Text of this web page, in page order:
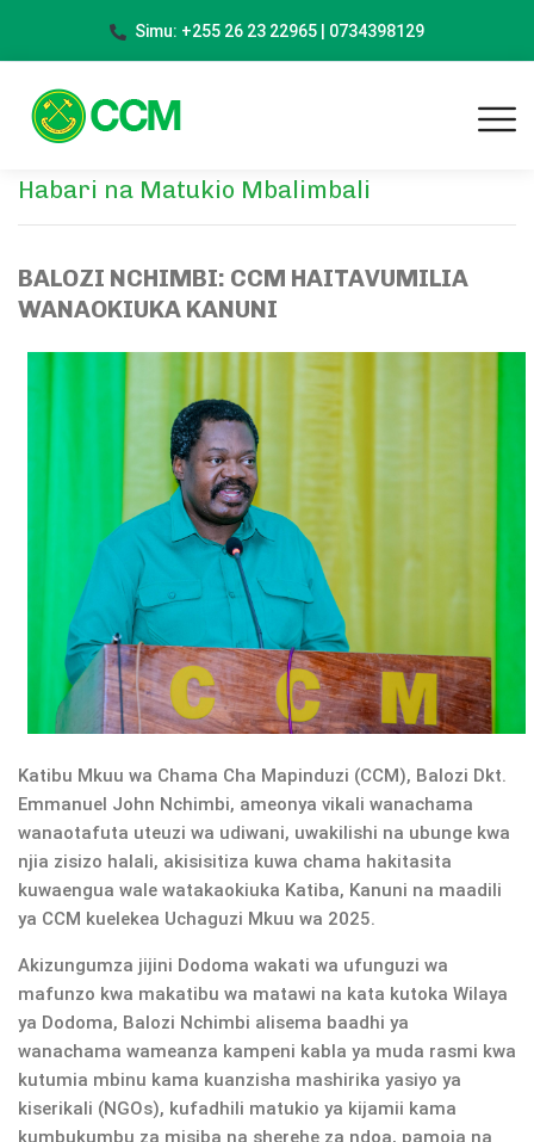
Simu: +255 26 23 22965 | 0734398129
Habari na Matukio Mbalimbali
BALOZI NCHIMBI: CCM HAITAVUMILIA
WANAOKIUKA KANUNI
Katibu Mkuu wa Chama Cha Mapinduzi (CCM), Balozi Dkt.
Emmanuel John Nchimbi, ameonya vikali wanachama
wanaotafuta uteuzi wa udiwani, uwakilishi na ubunge kwa
njia zisizo halali, akisisitiza kuwa chama hakitasita
kuwaengua wale watakaokiuka Katiba, Kanuni na maadili
ya CCM kuelekea Uchaguzi Mkuu wa 2025.
Akizungumza jijini Dodoma wakati wa ufunguzi wa
mafunzo kwa makatibu wa matawi na kata kutoka Wilaya
ya Dodoma, Balozi Nchimbi alisema baadhi ya
wanachama wameanza kampeni kabla ya muda rasmi kwa
kutumia mbinu kama kuanzisha mashirika yasiyo ya
kiserikali (NGOs), kufadhili matukio ya kijamii kama
kumbukumbu za misiba na sherehe za ndoa, pamoja na